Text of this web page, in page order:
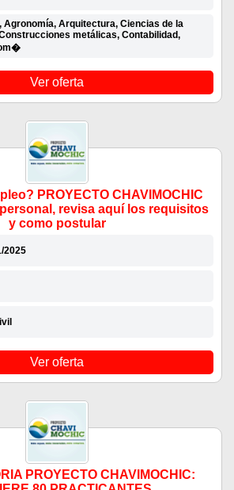
Arquitectura, Ciencias de la
metálicas, Contabilidad,
Ver oferta
PROYECTO CHAVIMOCHIC
revisa aquí los requisitos
y como postular
2025
Ver oferta
PROYECTO CHAVIMOCHIC: